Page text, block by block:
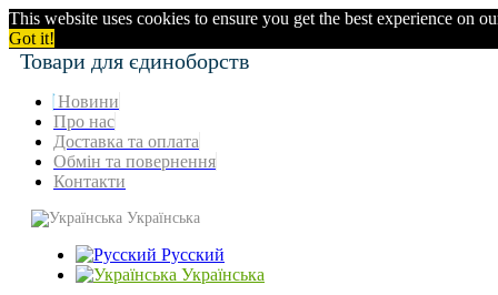
This website uses cookies to ensure you get the best experience on
Got it!
Товари для єдиноборств
Новини
Про нас
Доставка та оплата
Обмін та повернення
Контакти
Українська
Русский
Українська